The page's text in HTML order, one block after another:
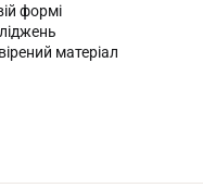
формі
матеріал